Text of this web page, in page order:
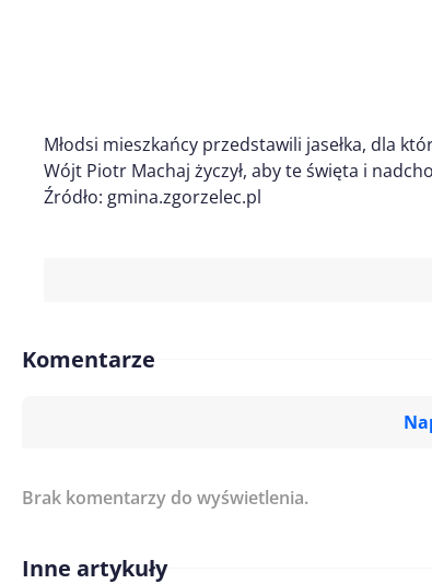
Młodsi mieszkańcy przedstawili jasełka, dla
Wójt Piotr Machaj życzył, aby te święta i
Źródło: gmina.zgorzelec.pl
Komentarze
Imię/ Nick*
Brak komentarzy do wyświetlenia.
Inne artykuły